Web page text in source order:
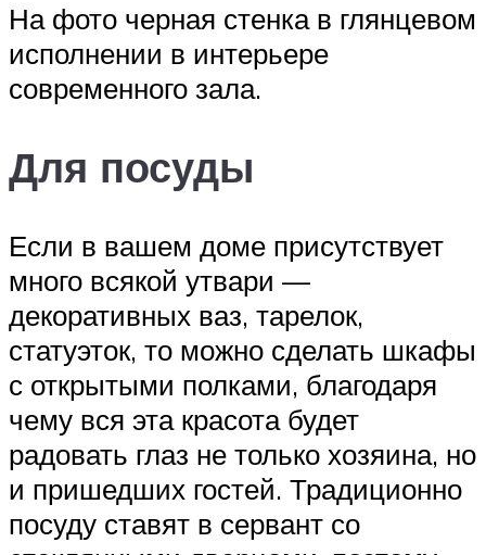
На фото черная стенка в глянцевом
исполнении в интерьере
современного зала.
Для посуды
Если в вашем доме присутствует
много всякой утвари —
декоративных ваз, тарелок,
статуэток, то можно сделать шкафы
с открытыми полками, благодаря
чему вся эта красота будет
радовать глаз не только хозяина, но
и пришедших гостей. Традиционно
посуду ставят в сервант со